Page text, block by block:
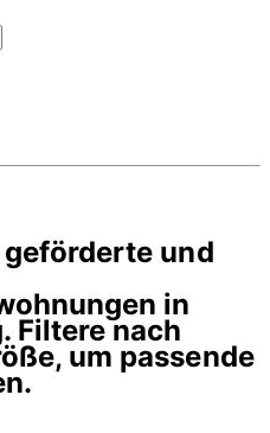
und
in
. Filtere nach
um passende